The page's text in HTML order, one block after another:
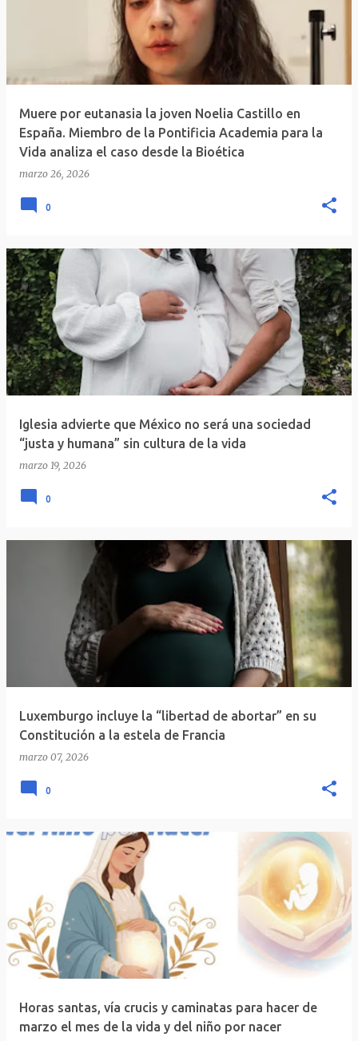
Muere por eutanasia la joven Noelia Castillo en
España. Miembro de la Pontificia Academia para la
Vida analiza el caso desde la Bioética
marzo 26, 2026
0
Iglesia advierte que México no será una sociedad
“justa y humana” sin cultura de la vida
marzo 19, 2026
0
Luxemburgo incluye la “libertad de abortar” en su
Constitución a la estela de Francia
marzo 07, 2026
0
Horas santas, vía crucis y caminatas para hacer de
marzo el mes de la vida y del niño por nacer